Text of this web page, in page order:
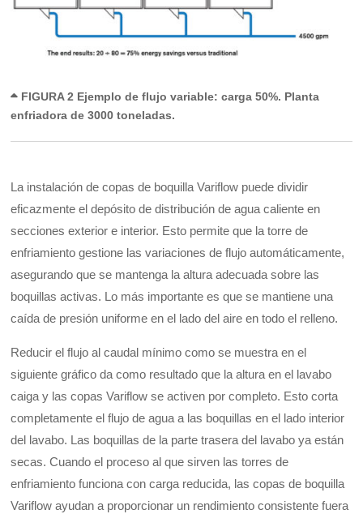
FIGURA 2 Ejemplo de flujo variable: carga 50%. Planta
enfriadora de 3000 toneladas.
La instalación de copas de boquilla Variflow puede dividir
eficazmente el depósito de distribución de agua caliente en
secciones exterior e interior. Esto permite que la torre de
enfriamiento gestione las variaciones de flujo automáticamente,
asegurando que se mantenga la altura adecuada sobre las
boquillas activas. Lo más importante es que se mantiene una
caída de presión uniforme en el lado del aire en todo el relleno.
Reducir el flujo al caudal mínimo como se muestra en el
siguiente gráfico da como resultado que la altura en el lavabo
caiga y las copas Variflow se activen por completo. Esto corta
completamente el flujo de agua a las boquillas en el lado interior
del lavabo. Las boquillas de la parte trasera del lavabo ya están
secas. Cuando el proceso al que sirven las torres de
enfriamiento funciona con carga reducida, las copas de boquilla
Variflow ayudan a proporcionar un rendimiento consistente fuera